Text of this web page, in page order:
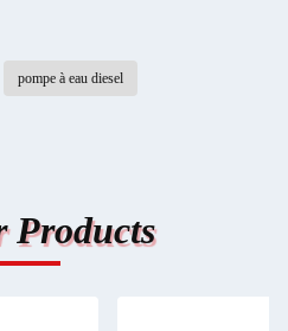
pompe à eau diesel
Products